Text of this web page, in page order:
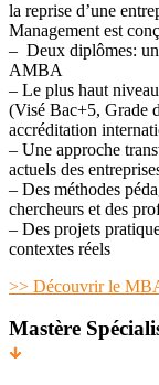
la reprise d’une
Management est
– Deux diplômes:
AMBA
– Le plus haut
(Visé Bac+5, Grade
accréditation
– Une approche
actuels des
– Des méthodes
chercheurs et des
– Des projets
contextes réels
>> Découvrir le
Mastère